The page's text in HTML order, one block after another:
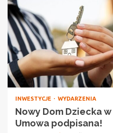
INWESTYCJE WYDARZENIA
Nowy Dom Dziecka
Umowa podpisana!